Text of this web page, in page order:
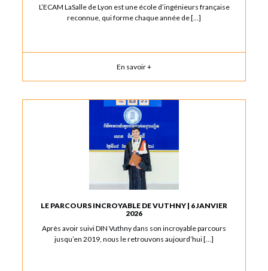
L’ECAM LaSalle de Lyon est une école d’ingénieurs française
reconnue, qui forme chaque année de […]
En savoir +
LE PARCOURS INCROYABLE DE VUTHNY | 6 JANVIER
2026
Après avoir suivi DIN Vuthny dans son incroyable parcours
jusqu’en 2019, nous le retrouvons aujourd’hui […]